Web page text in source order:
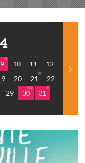
9 10 11
12
20 21
22
29 30 31